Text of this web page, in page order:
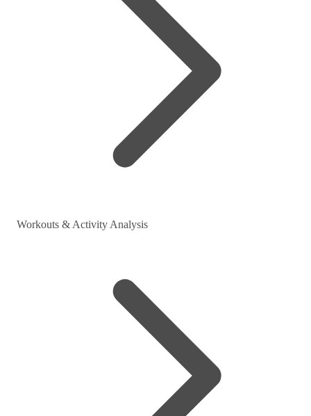
Workouts & Activity Analysis